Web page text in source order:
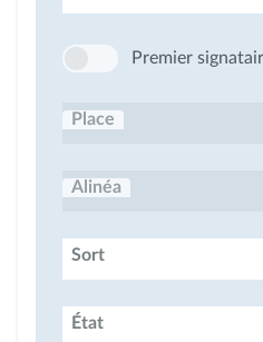
Premier
Place
Alinéa
Sort
État